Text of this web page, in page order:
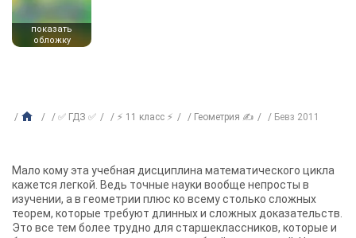
показать
обложку
✅ ГДЗ ✅ ⚡ 11 класс ⚡ Геометрия ✍ Бевз 2011
Мало кому эта учебная дисциплина математического цикла
кажется легкой. Ведь точные науки вообще непросты в
изучении, а в геометрии плюс ко всему столько сложных
теорем, которые требуют длинных и сложных доказательств.
Это все тем более трудно для старшеклассников, которые и